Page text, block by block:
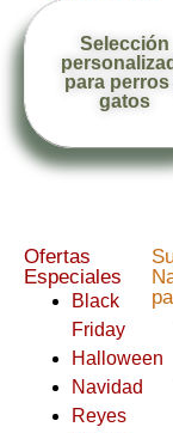
Selección
para perros
gatos
Ofertas
Especiales
Black
Friday
Halloween
Navidad
Reyes